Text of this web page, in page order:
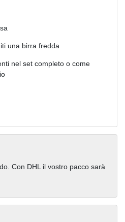
una birra fredda
nel set completo o come
Con DHL il vostro pacco sarà